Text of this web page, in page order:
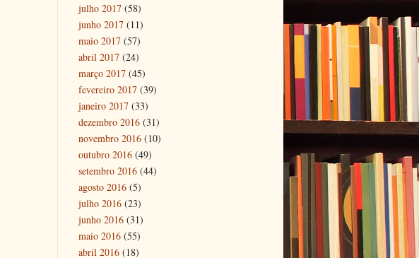
julho 2017 (58)
junho 2017 (11)
maio 2017 (57)
abril 2017 (24)
março 2017 (45)
fevereiro 2017 (39)
janeiro 2017 (33)
dezembro 2016 (31)
novembro 2016 (10)
outubro 2016 (49)
setembro 2016 (44)
agosto 2016 (5)
julho 2016 (23)
junho 2016 (31)
maio 2016 (55)
abril 2016 (18)